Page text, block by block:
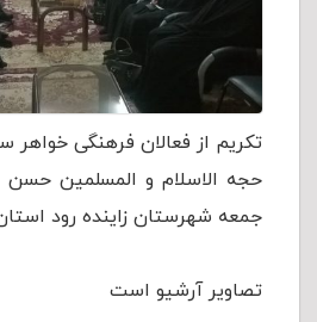
تکریم از فعالان فرهنگی خواهر
حجه الاسلام و المسلمین حسن
جمعه شهرستان زاینده رود
تصاویر آرشیو است